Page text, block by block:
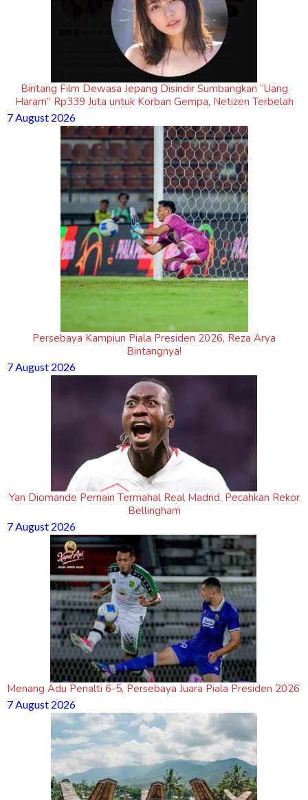
Bintang Film Dewasa Jepang Disindir Sumbangkan “Uang
Haram” Rp339 Juta untuk Korban Gempa, Netizen Terbelah
7 August 2026
Persebaya Kampiun Piala Presiden 2026, Reza Arya
Bintangnya!
7 August 2026
Yan Diomande Pemain Termahal Real Madrid, Pecahkan Rekor
Bellingham
7 August 2026
Menang Adu Penalti 6-5, Persebaya Juara Piala Presiden 2026
7 August 2026